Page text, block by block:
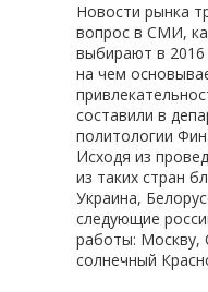
Новости рынка
вопрос в СМИ,
выбирают в 2016
на чем
составили в
политологии
Исходя из
из таких стран
Украина,
следующие
работы: Москву,
солнечный